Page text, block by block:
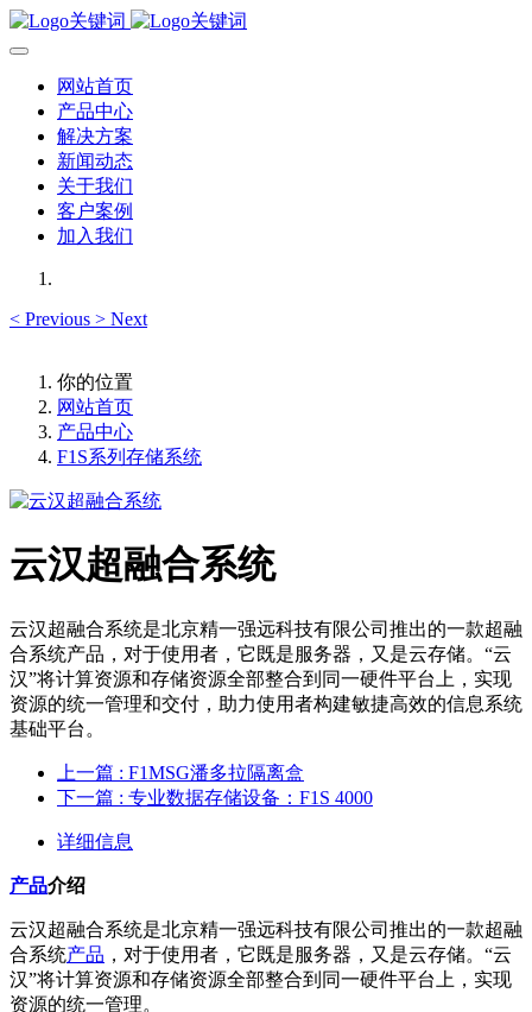
网站首页
产品中心
解决方案
新闻动态
关于我们
客户案例
加入我们
< Previous > Next
你的位置
网站首页
产品中心
F1S系列存储系统
云汉超融合系统
云汉超融合系统是北京精一强远科技有限公司推出的一款超融
合系统产品，对于使用者，它既是服务器，又是云存储。“云
汉”将计算资源和存储资源全部整合到同一硬件平台上，实现
资源的统一管理和交付，助力使用者构建敏捷高效的信息系统
基础平台。
上一篇 : F1MSG潘多拉隔离盒
下一篇 : 专业数据存储设备：F1S 4000
详细信息
产品介绍
云汉超融合系统是北京精一强远科技有限公司推出的一款超融
合系统产品 ，对于使用者，它既是服务器，又是云存储。“云
汉”将计算资源和存储资源全部整合到同一硬件平台上，实现
资源的统一管理。